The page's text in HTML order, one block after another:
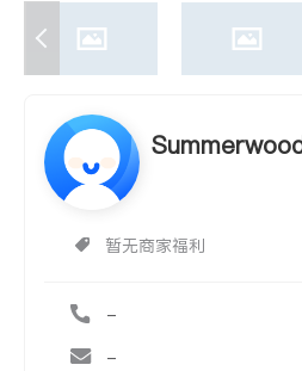
暂无商家福利
-
-